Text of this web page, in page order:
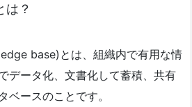
は？
base)とは、組織内で有用な情
データ化、文書化して蓄積、共有
ベースのことです。